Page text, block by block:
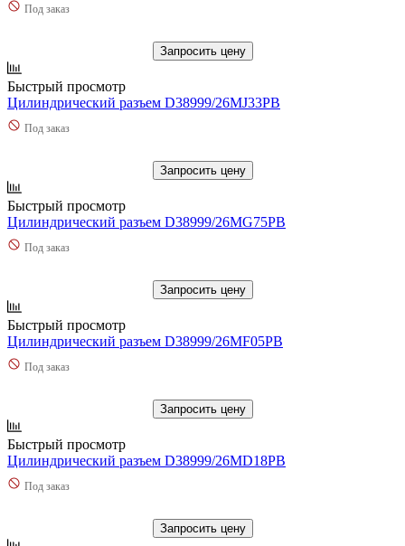
Под заказ
Запросить цену
Быстрый просмотр
Цилиндрический разъем D38999/26MJ33PB
Под заказ
Запросить цену
Быстрый просмотр
Цилиндрический разъем D38999/26MG75PB
Под заказ
Запросить цену
Быстрый просмотр
Цилиндрический разъем D38999/26MF05PB
Под заказ
Запросить цену
Быстрый просмотр
Цилиндрический разъем D38999/26MD18PB
Под заказ
Запросить цену